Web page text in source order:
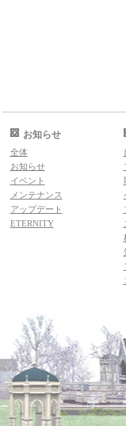
お知らせ
全体
お知らせ
イベント
メンテナンス
アップデート
ETERNITY